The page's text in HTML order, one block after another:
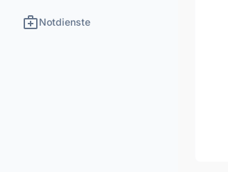
medical_servicesNotdienste